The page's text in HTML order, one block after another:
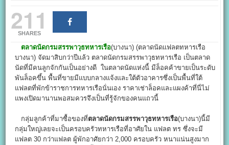
211
SHARES
ตลาดนัดกรมสรรพาวุธทหารเรือ(บางนา) (ตลาดนัดแฟลตทหารเรือ
บางนา) จัดมาสิบกว่าปีแล้ว ตลาดนัดกรมสรรพาวุธทหารเรือ เป็นตลาด
นัดที่มีคนลูกจักกันเป็นอย่างดี ในตลาดนัดแห่งนี้ มีล็อคค้าขายเป็นระดับ
พันล็อคขึ้น พื้นที่ขายมีแบบกลางแจ้งและใต้ตัวอาคารซึ่งเป็นพื้นที่ใต้
แฟลตที่พักข้าราชการทหารเรือนั่นเอง ราคาเช่าล็อคและแผงค้าที่นี่ไม่
แพงเปิดมานานพอสมควรจึงเป็นที่รู้จักของคนแถวนี้
กลุ่มลูกค้าที่มาซื้อของที่ตลาดนัดกรมสรรพาวุธทหารเรือ(บางนา)นี้มี
กลุ่มใหญ่เลยจะเป็นครอบครัวทหารเรือที่อาศัยใน แฟลต ทร ซึ่งจะมี
แฟลต 30 กว่าแฟลต ผู้พักอาศัยกว่า 2,000 ครอบครัว หนาแน่นสูงมาก